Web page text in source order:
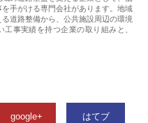
手がける専門会社があります。地域
道路整備から、公共施設周辺の環境
工事実績を持つ企業の取り組みと、
google+ はてブ